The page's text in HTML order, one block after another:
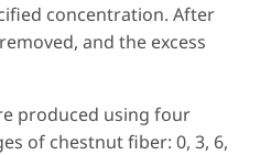
concentration. After
and the excess
produced using four
of chestnut fiber: 0, 3, 6,